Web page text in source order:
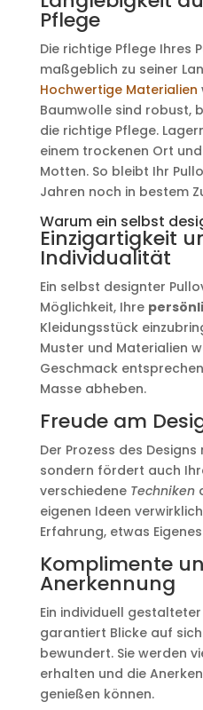
Pflege
Die richtige Pflege Ihres
maßgeblich zu seiner
Hochwertige Materialien
Baumwolle sind robust,
die richtige Pflege.
einem trockenen Ort
Motten. So bleibt Ihr
Jahren noch in bestem
Warum ein selbst
Einzigartigkeit
Individualität
Ein selbst designter
Möglichkeit, Ihre
Kleidungsstück
Muster und Materialien
Geschmack
Masse abheben.
Freude am
Der Prozess des
sondern fördert auch
verschiedene Techniken
eigenen Ideen
Erfahrung, etwas
Komplimente
Anerkennung
Ein individuell
garantiert Blicke auf
bewundert. Sie werden
erhalten und die
genießen können.